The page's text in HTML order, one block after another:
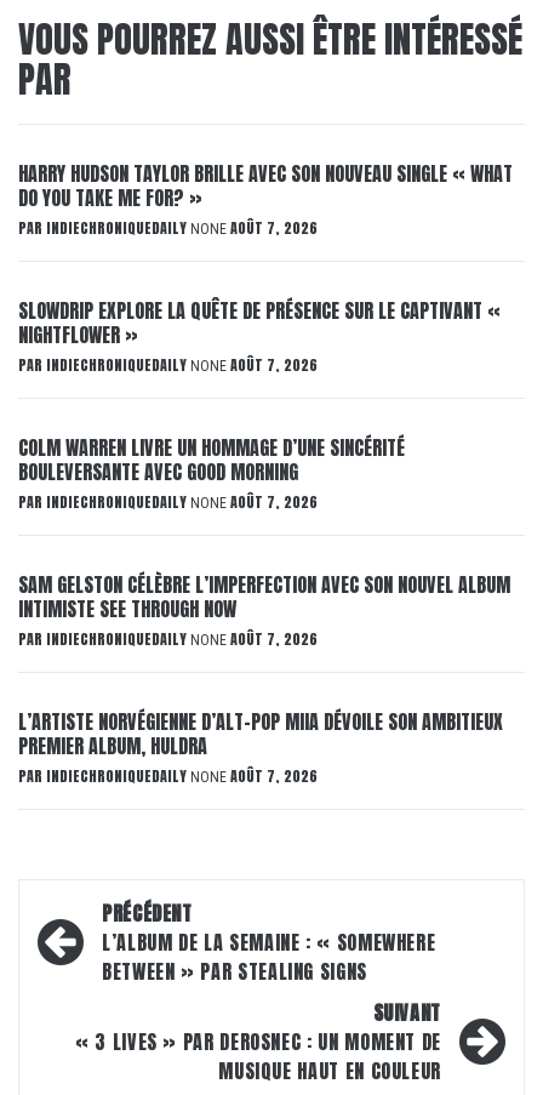
VOUS POURREZ AUSSI ÊTRE INTÉRESSÉ
PAR
HARRY HUDSON TAYLOR BRILLE AVEC SON NOUVEAU SINGLE « WHAT
DO YOU TAKE ME FOR? »
PAR INDIECHRONIQUEDAILY NONE AOÛT 7, 2026
SLOWDRIP EXPLORE LA QUÊTE DE PRÉSENCE SUR LE CAPTIVANT «
NIGHTFLOWER »
PAR INDIECHRONIQUEDAILY NONE AOÛT 7, 2026
COLM WARREN LIVRE UN HOMMAGE D’UNE SINCÉRITÉ
BOULEVERSANTE AVEC GOOD MORNING
PAR INDIECHRONIQUEDAILY NONE AOÛT 7, 2026
SAM GELSTON CÉLÈBRE L’IMPERFECTION AVEC SON NOUVEL ALBUM
INTIMISTE SEE THROUGH NOW
PAR INDIECHRONIQUEDAILY NONE AOÛT 7, 2026
L’ARTISTE NORVÉGIENNE D’ALT-POP MIIA DÉVOILE SON AMBITIEUX
PREMIER ALBUM, HULDRA
PAR INDIECHRONIQUEDAILY NONE AOÛT 7, 2026
Navigation
d’article
PRÉCÉDENT
L’ALBUM DE LA SEMAINE : « SOMEWHERE
BETWEEN » PAR STEALING SIGNS
SUIVANT
« 3 LIVES » PAR DEROSNEC : UN MOMENT DE
MUSIQUE HAUT EN COULEUR